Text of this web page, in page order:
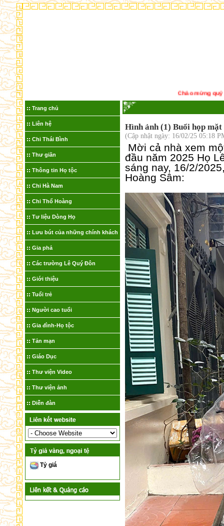
Chào mừng quý khách
Trang chủ
Liên hệ
Chi Thái Bình
Thư giãn
Thông tin Họ tộc
Chi Hà Nam
Chi Thổ Hoàng
Tư liệu Dòng Họ
Lưu bút của những chính khách
Gia phả
Các trường Lê Quý Đôn
Giới thiệu
Tuổi trẻ
Người cao tuổi
Gia đình-Họ tộc
Tản mạn
Giáo Dục
Thư viện Video
Thư viện ảnh
Diễn đàn
Tỷ giá
Hình ảnh (1) Buổi họp
(Cập nhật ngày: 16/02/25 05:18
Mời cả nhà xem
đầu năm 2025 Họ
sáng nay, 16/2/
Hoàng Sâm: